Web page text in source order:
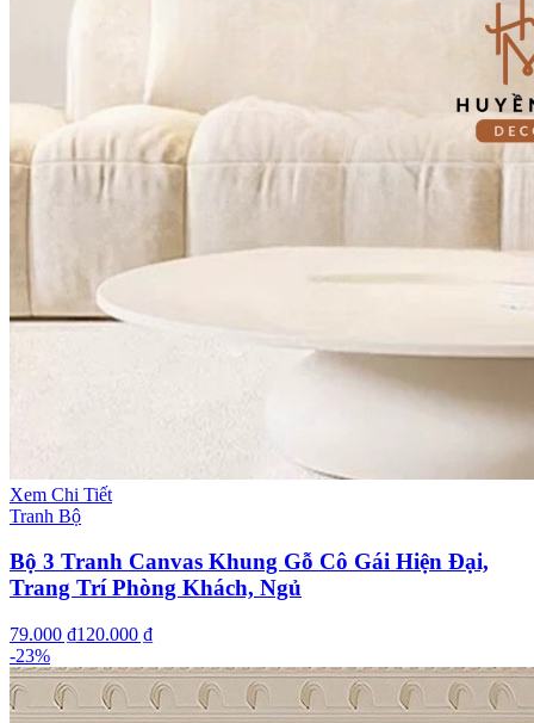
Xem Chi Tiết
Tranh Bộ
Bộ 3 Tranh Canvas Khung Gỗ Cô Gái Hiện Đại,
Trang Trí Phòng Khách, Ngủ
79.000 ₫120.000 ₫
-23%